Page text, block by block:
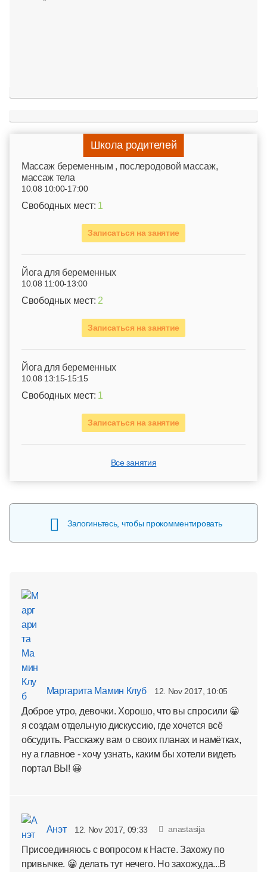
Школа родителей
Mассаж беременным , послеродовой массаж,
массаж тела
10.08 10:00-17:00
Свободных мест: 1
Записаться на занятие
Йога для беременных
10.08 11:00-13:00
Свободных мест: 2
Записаться на занятие
Йога для беременных
10.08 13:15-15:15
Свободных мест: 1
Записаться на занятие
Все занятия
Залогиньтесь, чтобы прокомментировать
Маргарита Мамин Клуб 12. Nov 2017, 10:05
Доброе утро, девочки. Хорошо, что вы спросили 😀
я создам отдельную дискуссию, где хочется всё
обсудить. Расскажу вам о своих планах и намётках,
ну а главное - хочу узнать, каким бы хотели видеть
портал ВЫ! 😀
Анэт 12. Nov 2017, 09:33 anastasija
Присоединяюсь с вопросом к Насте. Захожу по
привычке. 😀 делать тут нечего. Но захожу,да...В